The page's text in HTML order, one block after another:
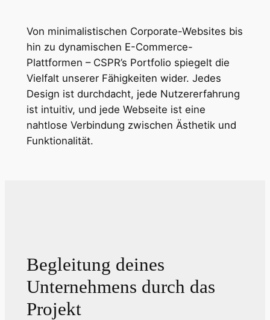
Von minimalistischen Corporate-Websites bis
hin zu dynamischen E-Commerce-
Plattformen – CSPR’s Portfolio spiegelt die
Vielfalt unserer Fähigkeiten wider. Jedes
Design ist durchdacht, jede Nutzererfahrung
ist intuitiv, und jede Webseite ist eine
nahtlose Verbindung zwischen Ästhetik und
Funktionalität.
Begleitung deines
Unternehmens durch das
Projekt